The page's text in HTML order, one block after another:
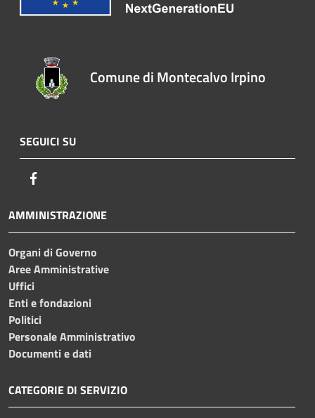
Comune di Montecalvo Irpino
SEGUICI SU
AMMINISTRAZIONE
Organi di Governo
Aree Amministrative
Uffici
Enti e fondazioni
Politici
Personale Amministrativo
Documenti e dati
CATEGORIE DI SERVIZIO